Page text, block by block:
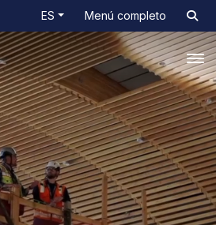
ES Menú completo